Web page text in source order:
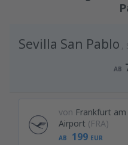
Sevilla San Pablo
AB
von Frankfurt
Airport (FRA)
AB 199 EUR